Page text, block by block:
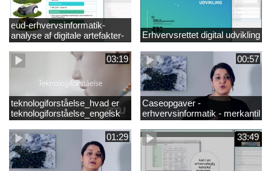
eud-erhvervsinformatik-
analyse af digitale artefakter-
Erhvervsrettet digital udvikling
03:19
teknologiforståelse_hvad er
teknologiforståelse_engelsk
00:57
Caseopgaver -
erhvervsinformatik - merkantil
01:29 33:49